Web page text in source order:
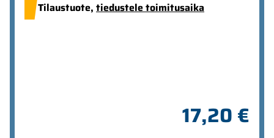
Tilaustuote, tiedustele toimitusaika
17,20 €